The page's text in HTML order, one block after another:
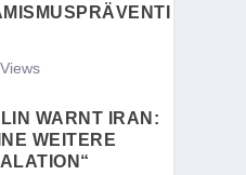
WARNT IRAN:
WEITERE